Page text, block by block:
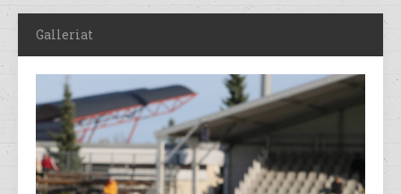
Galleriat